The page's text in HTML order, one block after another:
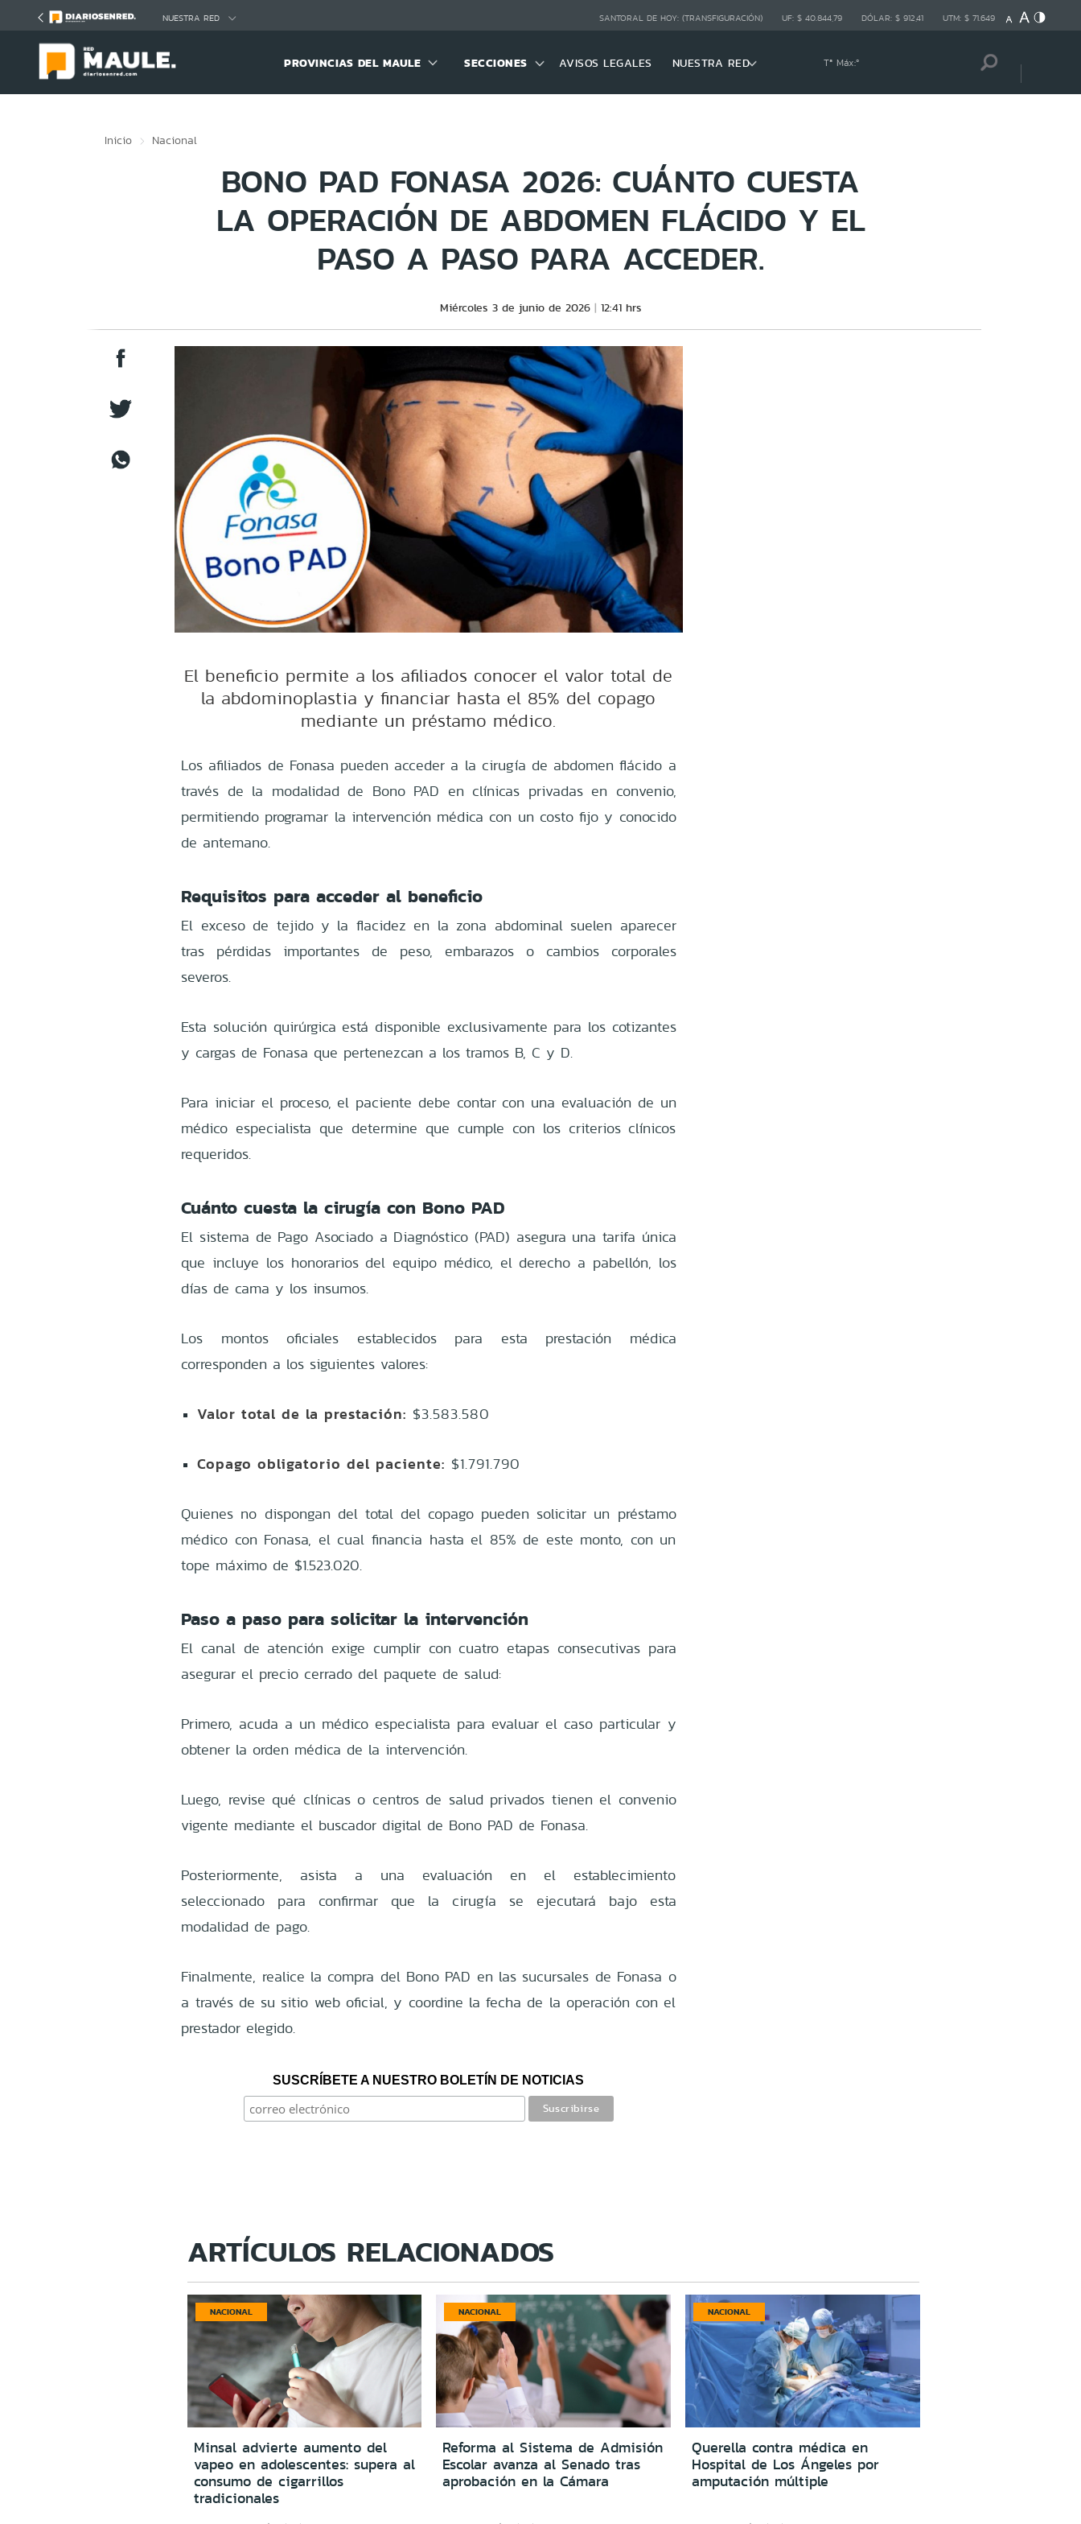
NUESTRA RED SANTORAL DE HOY: (TRANSFIGURACIÓN) UF: $ 40.844,79 DÓLAR: $ 912,41 UTM: $ 71.649
PROVINCIAS DEL MAULE SECCIONES AVISOS LEGALES NUESTRA RED Tª Máx:º
Inicio Nacional
BONO PAD FONASA 2026: CUÁNTO CUESTA
LA OPERACIÓN DE ABDOMEN FLÁCIDO Y EL
PASO A PASO PARA ACCEDER.
Miércoles 3 de junio de 2026 12:41 hrs
El beneficio permite a los afiliados conocer el valor total de
la abdominoplastia y financiar hasta el 85% del copago
mediante un préstamo médico.
Los afiliados de Fonasa pueden acceder a la cirugía de abdomen flácido a
través de la modalidad de Bono PAD en clínicas privadas en convenio,
permitiendo programar la intervención médica con un costo fijo y conocido
de antemano.
Requisitos para acceder al beneficio
El exceso de tejido y la flacidez en la zona abdominal suelen aparecer
tras pérdidas importantes de peso, embarazos o cambios corporales
severos.
Esta solución quirúrgica está disponible exclusivamente para los cotizantes
y cargas de Fonasa que pertenezcan a los tramos B, C y D.
Para iniciar el proceso, el paciente debe contar con una evaluación de un
médico especialista que determine que cumple con los criterios clínicos
requeridos.
Cuánto cuesta la cirugía con Bono PAD
El sistema de Pago Asociado a Diagnóstico (PAD) asegura una tarifa única
que incluye los honorarios del equipo médico, el derecho a pabellón, los
días de cama y los insumos.
Los montos oficiales establecidos para esta prestación médica
corresponden a los siguientes valores:
Valor total de la prestación: $3.583.580
Copago obligatorio del paciente: $1.791.790
Quienes no dispongan del total del copago pueden solicitar un préstamo
médico con Fonasa, el cual financia hasta el 85% de este monto, con un
tope máximo de $1.523.020.
Paso a paso para solicitar la intervención
El canal de atención exige cumplir con cuatro etapas consecutivas para
asegurar el precio cerrado del paquete de salud:
Primero, acuda a un médico especialista para evaluar el caso particular y
obtener la orden médica de la intervención.
Luego, revise qué clínicas o centros de salud privados tienen el convenio
vigente mediante el buscador digital de Bono PAD de Fonasa.
Posteriormente, asista a una evaluación en el establecimiento
seleccionado para confirmar que la cirugía se ejecutará bajo esta
modalidad de pago.
Finalmente, realice la compra del Bono PAD en las sucursales de Fonasa o
a través de su sitio web oficial, y coordine la fecha de la operación con el
prestador elegido.
SUSCRÍBETE A NUESTRO BOLETÍN DE NOTICIAS
ARTÍCULOS RELACIONADOS
NACIONAL
Minsal advierte aumento del
vapeo en adolescentes: supera al
consumo de cigarrillos
tradicionales
NACIONAL
Reforma al Sistema de Admisión
Escolar avanza al Senado tras
aprobación en la Cámara
NACIONAL
Querella contra médica en
Hospital de Los Ángeles por
amputación múltiple